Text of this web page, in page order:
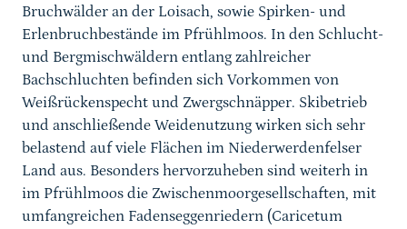
Bruchwälder an der Loisach, sowie Spirken- und
Erlenbruchbestände im Pfrühlmoos. In den Schlucht-
und Bergmischwäldern entlang zahlreicher
Bachschluchten befinden sich Vorkommen von
Weißrückenspecht und Zwergschnäpper. Skibetrieb
und anschließende Weidenutzung wirken sich sehr
belastend auf viele Flächen im Niederwerdenfelser
Land aus. Besonders hervorzuheben sind weiterh in
im Pfrühlmoos die Zwischenmoorgesellschaften, mit
umfangreichen Fadenseggenriedern (Caricetum